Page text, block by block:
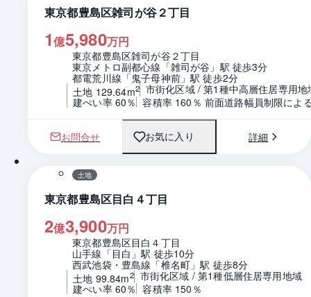
東京都豊島区雑司が谷２丁目
1億5,980万円
東京都豊島区雑司が谷２丁目
東京メトロ副都心線「雑司が谷」駅 徒歩3分
都電荒川線「鬼子母神前」駅 徒歩2分
土地 129.64m2 市街化区域 / 第1種中高層住居専用地
建ぺい率 60％ 容積率 160％ 前面道路幅員制限によ
お問合せ お気に入り 詳細
1 / 0 区画図
土地
東京都豊島区目白４丁目
2億3,900万円
東京都豊島区目白４丁目
山手線「目白」駅 徒歩10分
西武池袋・豊島線「椎名町」駅 徒歩8分
土地 99.84m2 市街化区域 / 第1種低層住居専用地域
建ぺい率 60％ 容積率 150％